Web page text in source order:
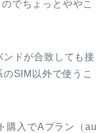
でちょっとややこ
ドが合致しても接
SIM以外で使うこ
購入でAプラン（au